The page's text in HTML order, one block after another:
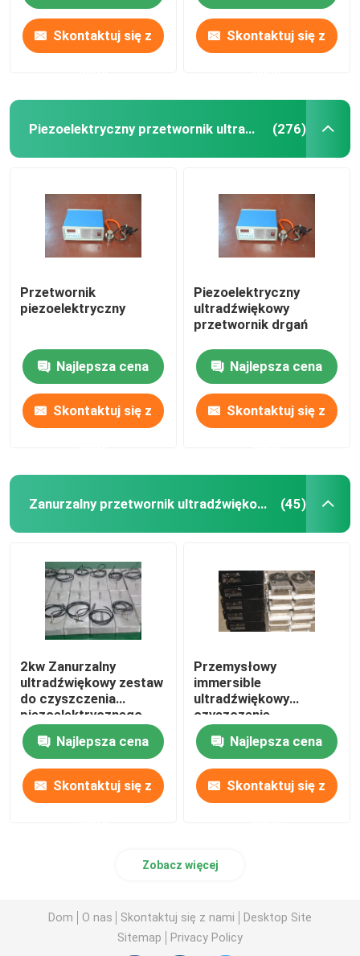
Skontaktuj się z Skontaktuj się z
Piezoelektryczny przetwornik ultradźwiękowy (276)
Przetwornik
piezoelektryczny
Najlepsza cena
Skontaktuj się z
Piezoelektryczny
ultradźwiękowy
przetwornik drgań
Najlepsza cena
Skontaktuj się z
Zanurzalny przetwornik ultradźwiękowy (45)
2kw Zanurzalny
ultradźwiękowy zestaw
do czyszczenia
piezoelektrycznego
zestawu
przetworników
Najlepsza cena
Skontaktuj się z
Przemysłowy
immersible
ultradźwiękowy
czyszczenie
przetwornik metalowe
pudełko i generatora
Najlepsza cena
Skontaktuj się z
Zobacz więcej
Dom O nas Skontaktuj się z nami
Desktop Site
Sitemap
Privacy Policy